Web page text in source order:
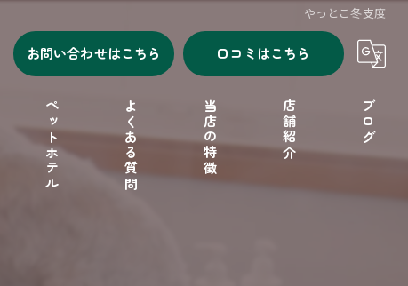
やっとこ冬支度
お問い合わせはこちら 口コミはこちら
ペットホテル よくある質問 当店の特徴 店舗紹介 ブログ